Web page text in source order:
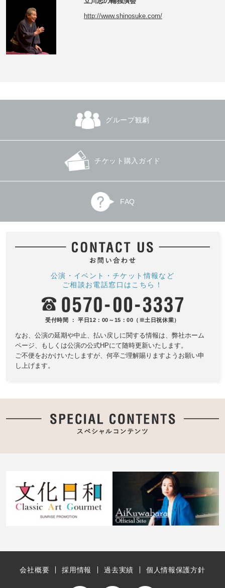
http://www.shinosuke.com/
グループ観劇
チケット購入ガイド
FAQ
公演・イベント・チケット情報など
ご相談お電話窓口はこちら！
受付時間 ： 平日12：00～15：00（※土日祝休業）
なお、公演の延期や中止、払い戻しに関する情報は、 弊社ホーム
ページ、もしくは公演の公式HPにて随時更新いたします。
ご不便をおかけいたしますが、何卒ご理解賜りますようお願い申
し上げます。
会社概要 採用情報 過去実績 個人情報保護方針